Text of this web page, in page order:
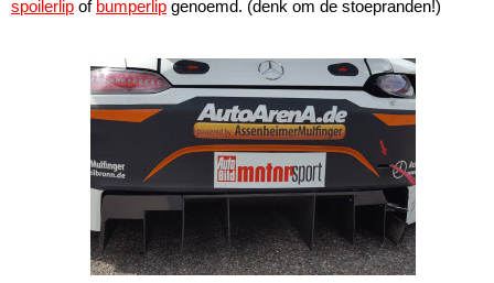
spoilerlip of bumperlip genoemd. (denk om de stoepranden!)